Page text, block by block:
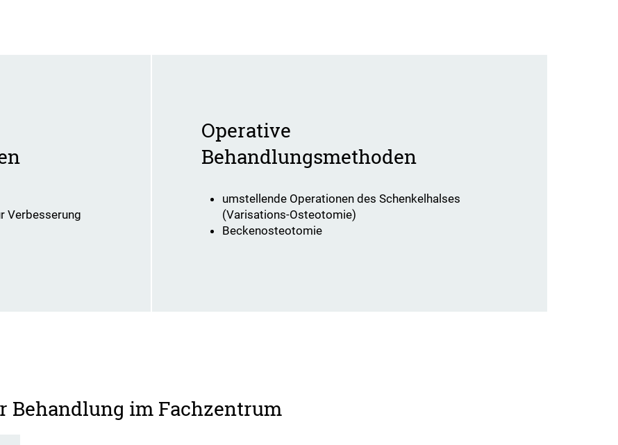
Verbesserung
Operative
Behandlungsmethoden
umstellende Operationen des Schenkelhalses
(Varisations-Osteotomie)
Beckenosteotomie
Behandlung im Fachzentrum